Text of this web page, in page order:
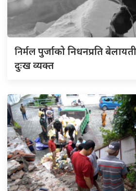
निर्मलपुर्जाको निधनप्रति
दुःख व्यक्त